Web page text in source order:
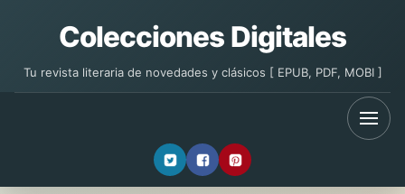
Colecciones Digitales
Tu revista literaria de novedades y clásicos [ EPUB, PDF, MOBI ]